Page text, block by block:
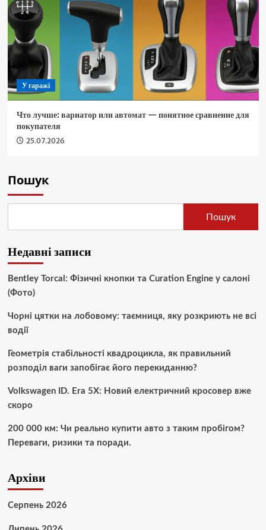
У гаражі
Что лучше: вариатор или автомат — понятное сравнение для
покупателя
25.07.2026
Пошук
Пошук
Недавні записи
Bentley Torcal: Фізичні кнопки та Curation Engine у салоні
(Фото)
Чорні цятки на лобовому: таємниця, яку розкриють не всі
водії
Геометрія стабільності квадроцикла, як правильний
розподіл ваги запобігає його перекиданню?
Volkswagen ID. Era 5X: Новий електричний кросовер вже
скоро
200 000 км: Чи реально купити авто з таким пробігом?
Переваги, ризики та поради.
Архіви
Серпень 2026